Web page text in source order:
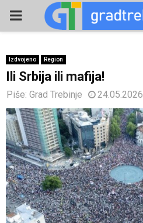
PRIMARY
Izdvojeno Region
Ili Srbija ili mafija!
Piše: Grad Trebinje 24.05.2026